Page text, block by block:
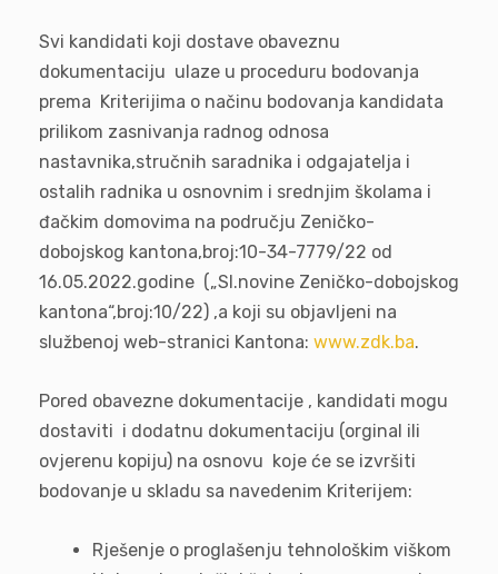
Svi kandidati koji dostave obaveznu
dokumentaciju ulaze u proceduru bodovanja
prema Kriterijima o načinu bodovanja kandidata
prilikom zasnivanja radnog odnosa
nastavnika,stručnih saradnika i odgajatelja i
ostalih radnika u osnovnim i srednjim školama i
đačkim domovima na području Zeničko-
dobojskog kantona,broj:10-34-7779/22 od
16.05.2022.godine („Sl.novine Zeničko-dobojskog
kantona“,broj:10/22) ,a koji su objavljeni na
službenoj web-stranici Kantona: www.zdk.ba.
Pored obavezne dokumentacije , kandidati mogu
dostaviti i dodatnu dokumentaciju (orginal ili
ovjerenu kopiju) na osnovu koje će se izvršiti
bodovanje u skladu sa navedenim Kriterijem:
Rješenje o proglašenju tehnološkim viškom